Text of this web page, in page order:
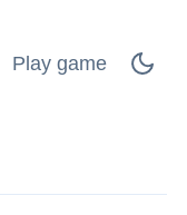
Play game